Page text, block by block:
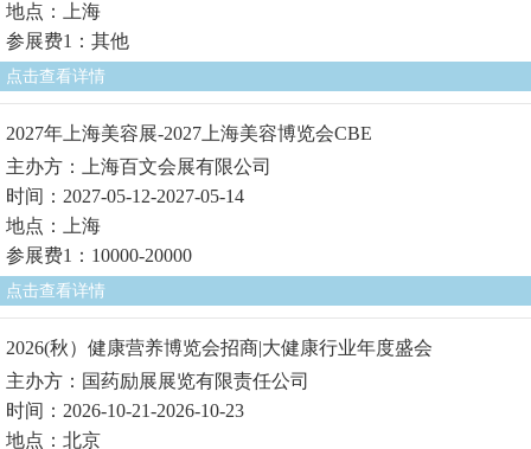
地点：上海
参展费1：其他
点击查看详情
2027年上海美容展-2027上海美容博览会CBE
主办方：上海百文会展有限公司
时间：2027-05-12-2027-05-14
地点：上海
参展费1：10000-20000
点击查看详情
2026(秋）健康营养博览会招商|大健康行业年度盛会
主办方：国药励展展览有限责任公司
时间：2026-10-21-2026-10-23
地点：北京